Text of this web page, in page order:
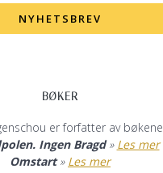
BØKER
er forfatter av bøkene
Ingen Bragd» Les mer
Omstart» Les mer